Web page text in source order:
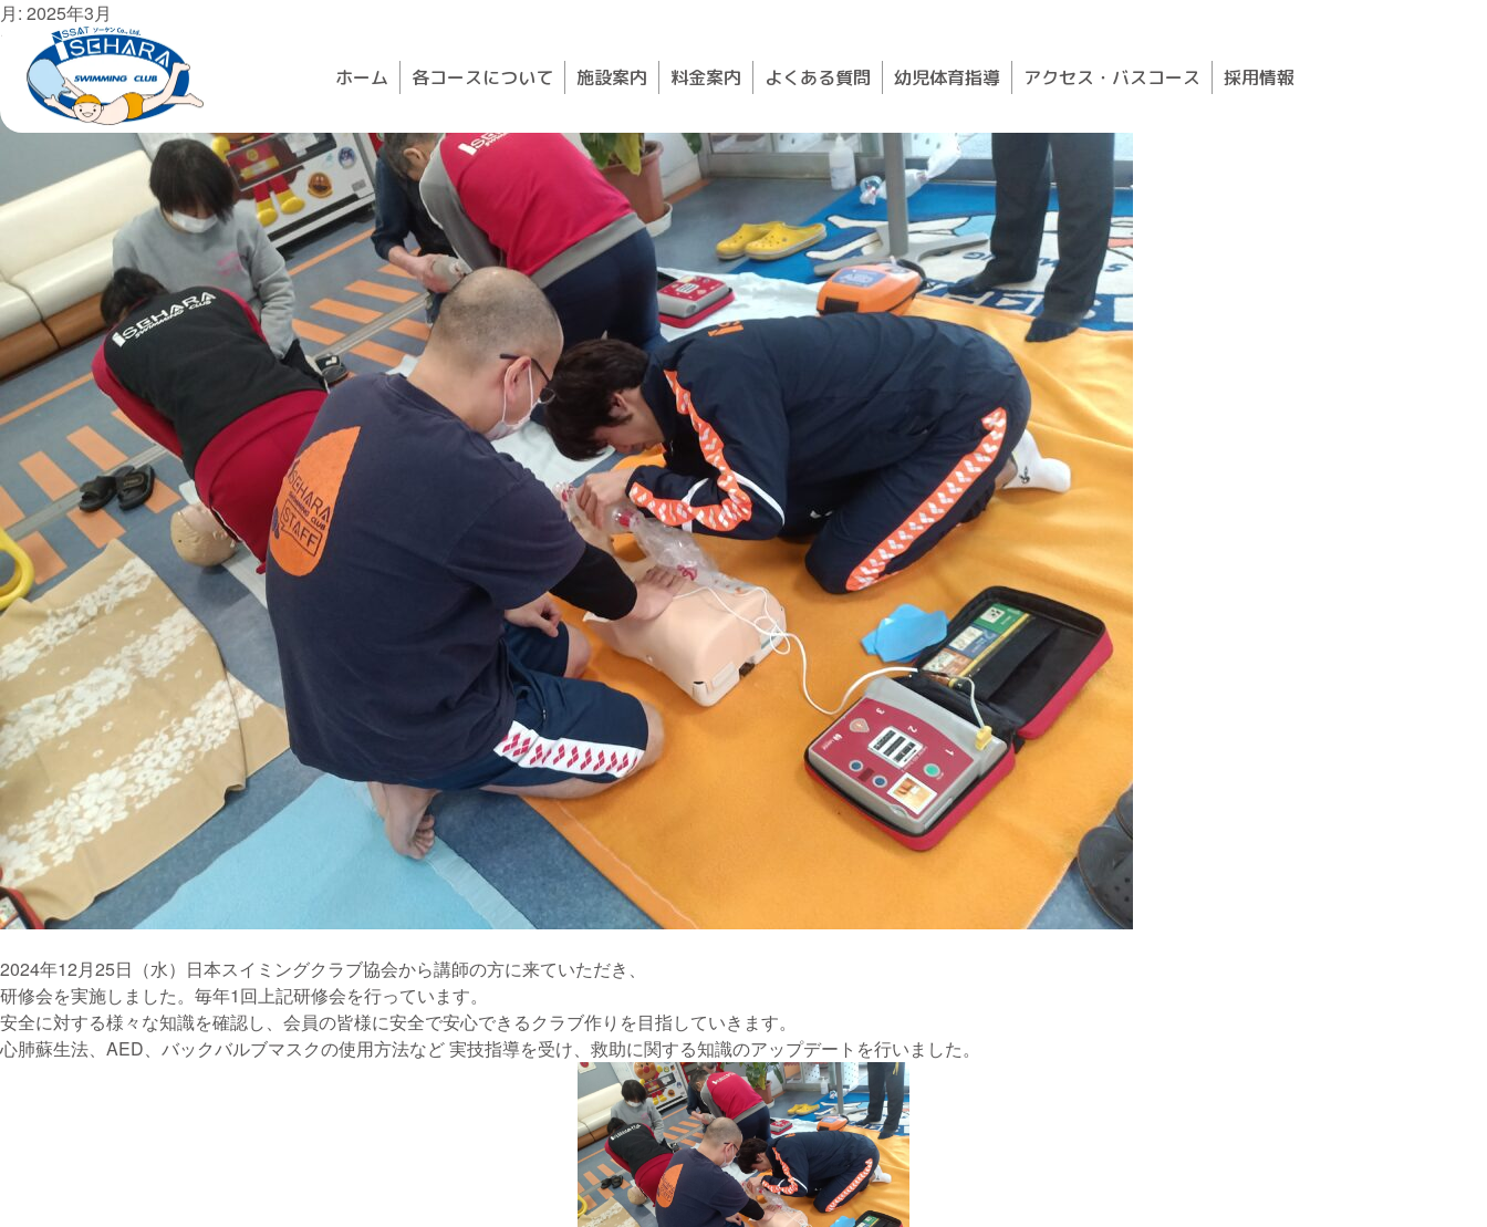
Skip
to
content
ホーム 各コースについて 施設案内 料金案内 よくある質問 幼児体育指導 アクセス・バスコース 採用情報
月: 2025年3月
プール安全管理のための従業員研修実施
Posted on 2025年3月6日
2024年12月25日（水）日本スイミングクラブ協会から講師の方に来ていただき、
研修会を実施しました。毎年1回上記研修会を行っています。
安全に対する様々な知識を確認し、会員の皆様に安全で安心できるクラブ作りを目指していきます。
心肺蘇生法、AED、バックバルブマスクの使用方法など 実技指導を受け、救助に関する知識のアップデートを行いました。